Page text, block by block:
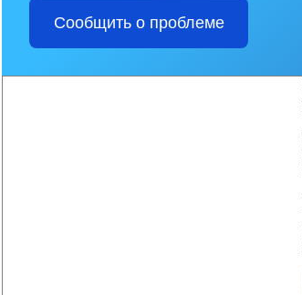
Сообщить о проблеме